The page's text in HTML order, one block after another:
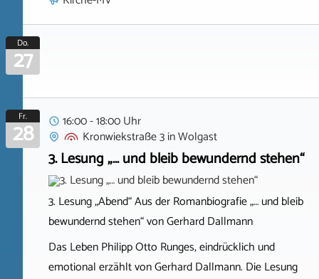
Do.
27
Fr.
28
16:00 - 18:00 Uhr
Kronwiekstraße 3inWolgast
3. Lesung „… und bleib bewundernd stehen“
3. Lesung „Abend“ Aus der Romanbiografie „… und bleib
bewundernd stehen“ von Gerhard Dallmann
Das Leben Philipp Otto Runges, eindrücklich und
emotional erzählt von Gerhard Dallmann. Die Lesung